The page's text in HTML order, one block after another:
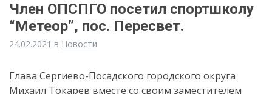
Член ОПСПГО посетил спортшколу
“Метеор”, пос. Пересвет.
24.02.2021 в Новости
Глава Сергиево-Посадского городского округа
Михаил Токарев вместе со своим заместителем